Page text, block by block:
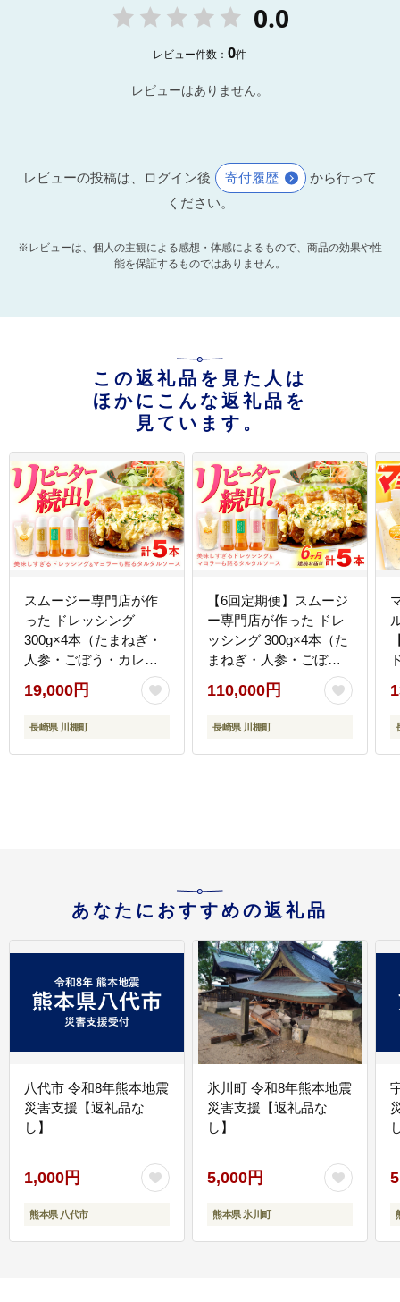
0.0
レビュー件数：0件
レビューはありません。
レビューの投稿は、ログイン後 寄付履歴
から行って
ください。
※レビューは、個人の主観による感想・体感によるもので、商品の効果や性
能を保証するものではありません。
この返礼品を見た人は
ほかにこんな返礼品を
見ています。
スムージー専門店が作
った ドレッシング
300g×4本（たまねぎ・
人参・ごぼう・カレ
ー）＆タルタルソース
300gパウチ【ビタミ
ン・スタンド】
19,000円
長崎県 川棚町
【6回定期便】スムージ
ー専門店が作った ドレ
ッシング 300g×4本（た
まねぎ・人参・ごぼ
う・カレー）＆タルタ
ルソース 300gパウチ
【ビタミン・スタン
110,000円
長崎県 川棚町
あなたにおすすめの返礼品
八代市 令和8年熊本地震
災害支援【返礼品な
し】
1,000円
熊本県 八代市
氷川町 令和8年熊本地震
災害支援【返礼品な
し】
5,000円
熊本県 氷川町